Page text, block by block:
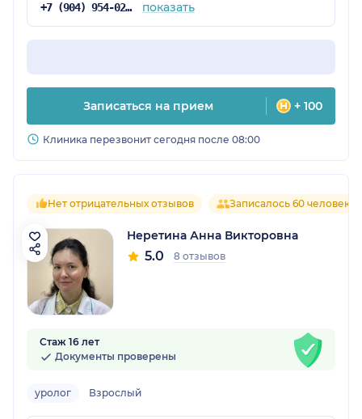
+7 (904) 954-02-15 показать
Записаться на прием + 100
Клиника перезвонит сегодня после 08:00
Нет отрицательных отзывов Записалось 60 человек
Неретина Анна Викторовна
5.0 8 отзывов
Стаж 16 лет
Документы проверены
уролог Взрослый